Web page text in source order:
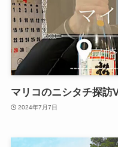
マリコのニシタチ探訪
2024年7月7日